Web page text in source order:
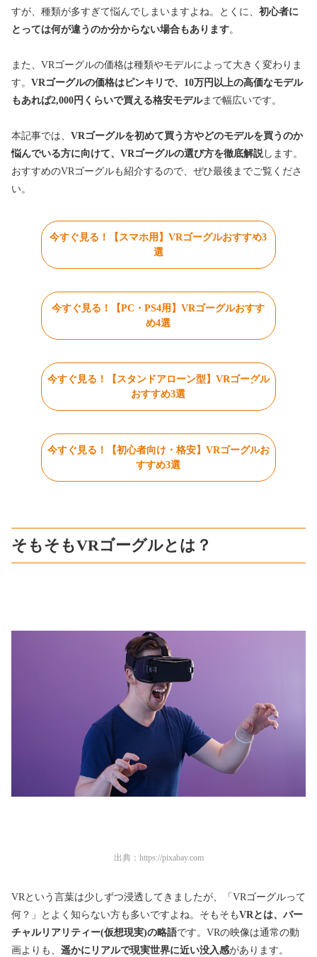
すが、種類が多すぎて悩んでしまいますよね。とくに、 初心者に
とっては何が違うのか分からない場合もあります。
また、VRゴーグルの価格は種類やモデルによって大きく変わりま
す。 VRゴーグルの価格はピンキリで、10万円以上の高価なモデル
もあれば2,000円くらいで買える格安モデルまで幅広いです。
本記事では、 VRゴーグルを初めて買う方やどのモデルを買うのか
悩んでいる方に向けて、VRゴーグルの選び方を徹底解説します。
おすすめのVRゴーグルも紹介するので、ぜひ最後までご覧くださ
い。
今すぐ見る！【スマホ用】VRゴーグルおすすめ3
選
今すぐ見る！【PC・PS4用】VRゴーグルおすす
め4選
今すぐ見る！【スタンドアローン型】VRゴーグル
おすすめ3選
今すぐ見る！【初心者向け・格安】VRゴーグルお
すすめ3選
そもそもVRゴーグルとは？
出典： https://pixabay.com
VRという言葉は少しずつ浸透してきましたが、「VRゴーグルって
何？」とよく知らない方も多いですよね。そもそもVRとは、バー
チャルリアリティー(仮想現実)の略語です。VRの映像は通常の動
画よりも、 遥かにリアルで現実世界に近い没入感があります。